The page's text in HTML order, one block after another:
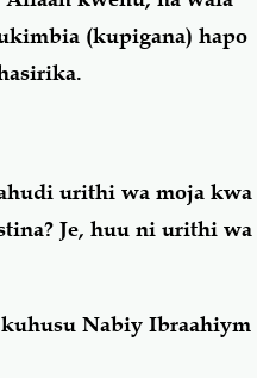
(kupigana) hapo
urithi wa moja kwa
Je, huu ni urithi wa
Nabiy Ibraahiym